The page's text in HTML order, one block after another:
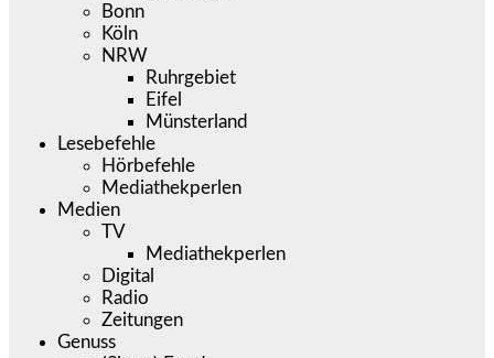
Bonn
Köln
NRW
Ruhrgebiet
Eifel
Münsterland
Lesebefehle
Hörbefehle
Mediathekperlen
Medien
TV
Mediathekperlen
Digital
Radio
Zeitungen
Genuss